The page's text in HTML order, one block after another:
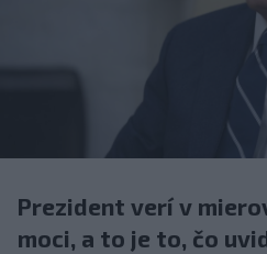
Prezident verí v
moci, a to je to, čo